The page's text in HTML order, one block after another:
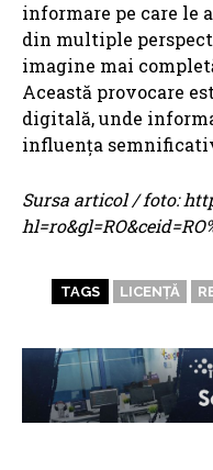
informare pe care le
din multiple
imagine mai
Această provocare
digitală, unde
influența
Sursa articol / foto:
TAGS LICENȚĂ